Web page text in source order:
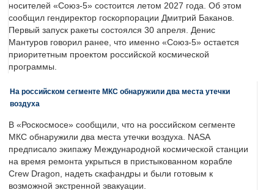
носителей «Союз-5» состоится летом 2027 года. Об этом
сообщил гендиректор госкорпорации Дмитрий Баканов.
Первый запуск ракеты состоялся 30 апреля. Денис
Мантуров говорил ранее, что именно «Союз-5» остается
приоритетным проектом российской космической
программы.
На российском сегменте МКС обнаружили два места утечки
воздуха
В «Роскосмосе» сообщили, что на российском сегменте
МКС обнаружили два места утечки воздуха. NASA
предписало экипажу Международной космической станции
на время ремонта укрыться в пристыкованном корабле
Crew Dragon, надеть скафандры и были готовым к
возможной экстренной эвакуации.